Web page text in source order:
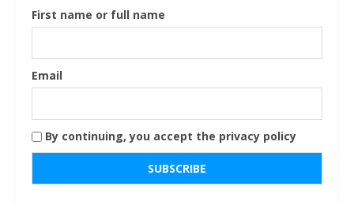
First name or full name
Email
By continuing, you accept the privacy policy